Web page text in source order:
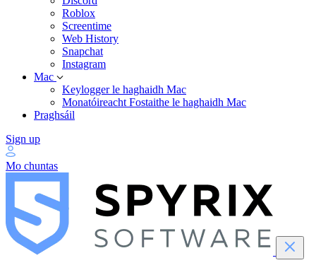
Roblox
Screentime
Web History
Snapchat
Instagram
Mac
Keylogger le haghaidh Mac
Monatóireacht Fostaithe le haghaidh Mac
Praghsáil
Sign up
Mo chuntas